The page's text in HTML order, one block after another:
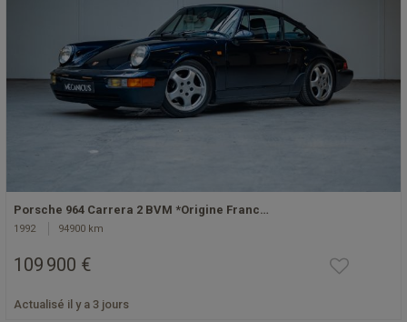
Porsche 964 Carrera 2 BVM *Origine Franc…
1992 94900 km
109 900 €
Actualisé il y a 3 jours